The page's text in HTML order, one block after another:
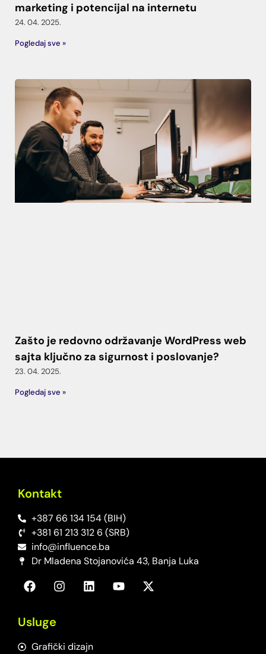
marketing i potencijal na internetu
24. 04. 2025.
Pogledaj sve »
Zašto je redovno održavanje WordPress web
sajta ključno za sigurnost i poslovanje?
23. 04. 2025.
Pogledaj sve »
Kontakt
+387 66 134 154 (BIH)
+381 61 213 312 6 (SRB)
info@influence.ba
Dr Mladena Stojanovića 43, Banja Luka
Usluge
Grafički dizajn